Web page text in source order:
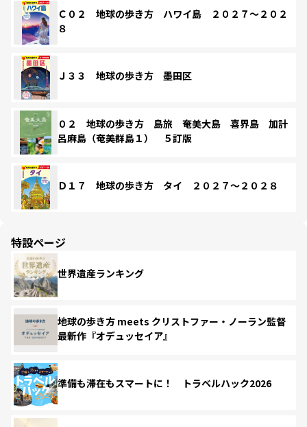
Ｃ０２ 地球の歩き方 ハワイ島 ２０２７～２０２
８
Ｊ３３ 地球の歩き方 墨田区
０２ 地球の歩き方 島旅 奄美大島 喜界島 加計
呂麻島（奄美群島１） ５訂版
Ｄ１７ 地球の歩き方 タイ ２０２７～２０２８
特設ページ
世界遺産ランキング
地球の歩き方 meets クリストファー・ノーラン監督
最新作『オデュッセイア』
準備も滞在もスマートに！ トラベルハック2026